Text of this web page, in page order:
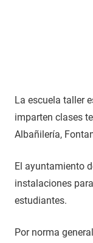
La escuela taller
imparten clases
Albañilería,
El ayuntamiento
instalaciones
estudiantes.
Por norma